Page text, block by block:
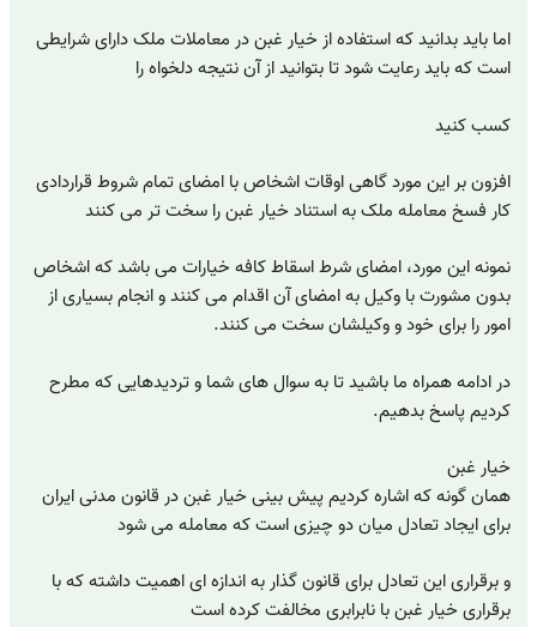
اما باید بدانید که استفاده از خیار غبن در معاملات ملک دارای شرایطی
است که باید رعایت شود تا بتوانید از آن نتیجه دلخواه را
کسب کنید
افزون بر این مورد گاهی اوقات اشخاص با امضای تمام شروط قراردادی
کار فسخ معامله ملک به استناد خیار غبن را سخت تر می کنند
نمونه این مورد، امضای شرط اسقاط کافه خیارات می باشد که اشخاص
بدون مشورت با وکیل به امضای آن اقدام می کنند و انجام بسیاری از
امور را برای خود و وکیلشان سخت می کنند.
در ادامه همراه ما باشید تا به سوال های شما و تردیدهایی که مطرح
کردیم پاسخ بدهیم.
خیار غبن
همان گونه که اشاره کردیم پیش بینی خیار غبن در قانون مدنی ایران
برای ایجاد تعادل میان دو چیزی است که معامله می شود
و برقراری این تعادل برای قانون گذار به اندازه ای اهمیت داشته که با
برقراری خیار غبن با نابرابری مخالفت کرده است